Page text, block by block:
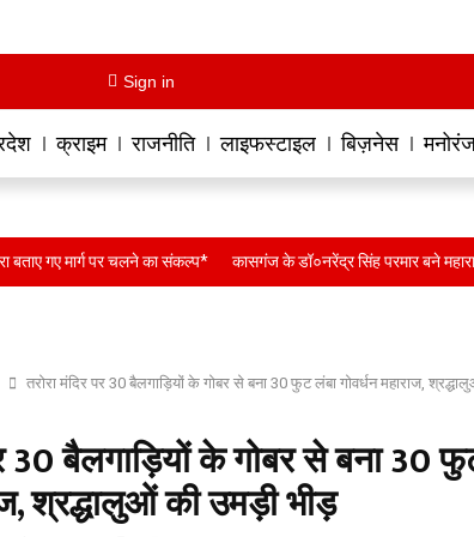
Sign in
क्राइम राजनीति लाइफस्टाइल बिज़नेस
मार्ग पर चलने का संकल्प* कासगंज के डॉ०नरेंद्र सिंह परमार बने महाराणा
तरोरा मंदिर पर 30 बैलगाड़ियों के गोबर से बना 30 फुट लंबा गोवर्धन महाराज,
30 बैलगाड़ियों के गोबर से बना 30
श्रद्धालुओं की उमड़ी भीड़